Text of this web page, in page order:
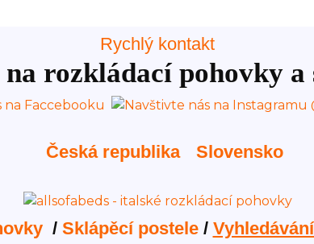
Rychlý kontakt
na rozkládací pohovky a
Česká republika Slovensko
/ Sklápěcí postele/